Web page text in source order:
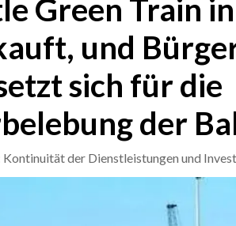
Green Train
und
sich für die
der
der Dienstleistungen und